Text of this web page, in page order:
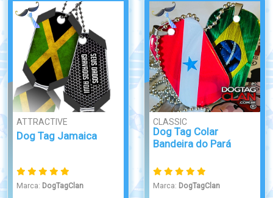
ATTRACTIVE
Dog Tag Jamaica
Marca: DogTagClan
CLASSIC
Dog Tag Colar
Bandeira do Pará
Marca: DogTagClan